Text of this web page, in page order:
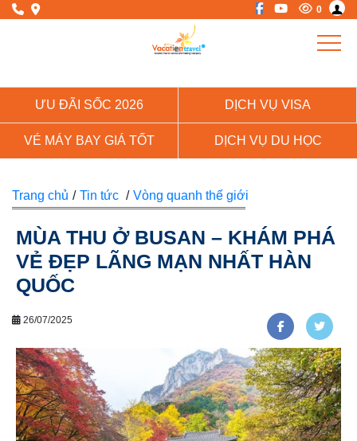
0
ƯU ĐÃI SỐC 2026 DỊCH VỤ VISA
VÉ MÁY BAY GIÁ TỐT DỊCH VỤ DU HỌC
Trang chủ / Tin tức / Vòng quanh thế giới
MÙA THU Ở BUSAN – KHÁM PHÁ
VẺ ĐẸP LÃNG MẠN NHẤT HÀN
QUỐC
26/07/2025